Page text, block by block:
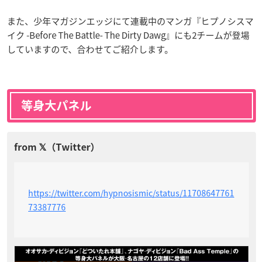
また、少年マガジンエッジにて連載中のマンガ『ヒプノシスマ
イク -Before The Battle- The Dirty Dawg』にも2チームが登場
していますので、合わせてご紹介します。
等身大パネル
https://twitter.com/hypnosismic/status/11708647761
73387776